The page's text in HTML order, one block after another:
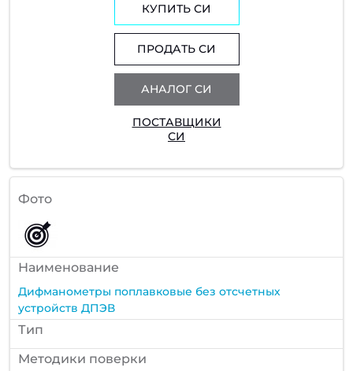
КУПИТЬ СИ
ПРОДАТЬ СИ
АНАЛОГ СИ
ПОСТАВЩИКИ
СИ
Фото
Наименование
Дифманометры поплавковые без отсчетных
устройств ДПЭВ
Тип
Методики поверки